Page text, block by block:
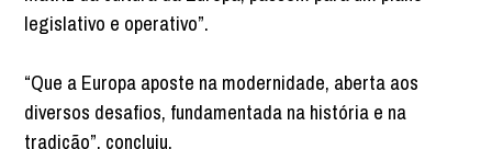
legislativo e operativo”.
“Que a Europa aposte na modernidade, aberta aos
diversos desafios, fundamentada na história e na
tradição”, concluiu.